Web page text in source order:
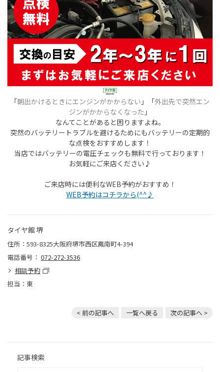
「朝出かけるときにエンジンがかからない 」「外出先で突然エン
ジンがかからなくなった 」
なんてことがあると困りますよね。
突然のバッテリートラブルを避けるためにもバッテリーの定期的
な点検をおすすめします！
当店ではバッテリーの電圧チェックも無料で行っております！
お気軽にご来店ください♪
ご来店時には便利なWEB予約がおすすめ！
WEB予約はコチラから(^^♪
タイヤ館 堺
住所：593-8325大阪府堺市西区鳳南町4-394
電話番号： 072-272-3536
相談予約
担当：東
< 前の記事へ 一覧へ戻る 次の記事へ >
記事検索